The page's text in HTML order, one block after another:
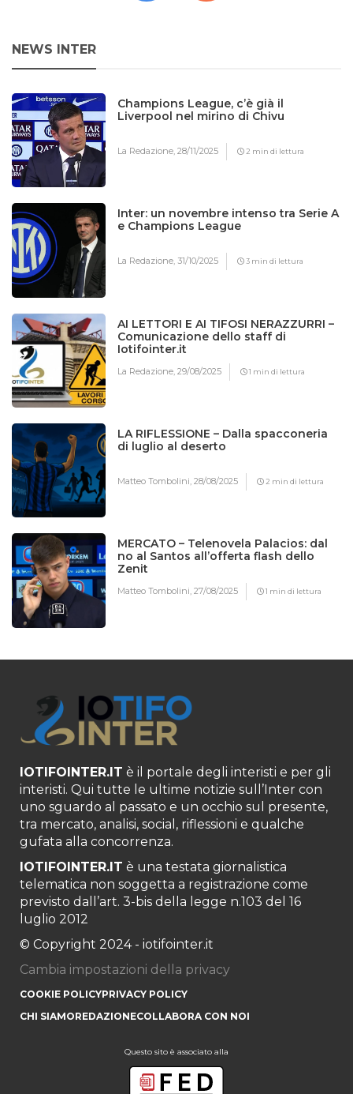
NEWS INTER
Champions League, c’è già il
Liverpool nel mirino di Chivu
La Redazione,28/11/2025 2 min di lettura
Inter: un novembre intenso tra Serie A
e Champions League
La Redazione,31/10/2025 3 min di lettura
AI LETTORI E AI TIFOSI NERAZZURRI –
Comunicazione dello staff di
Iotifointer.it
La Redazione,29/08/2025 1 min di lettura
LA RIFLESSIONE – Dalla spacconeria
di luglio al deserto
Matteo Tombolini,28/08/2025 2 min di lettura
MERCATO – Telenovela Palacios: dal
no al Santos all’offerta flash dello
Zenit
Matteo Tombolini,27/08/2025 1 min di lettura
IOTIFOINTER.IT è il portale degli interisti e per gli
interisti. Qui tutte le ultime notizie sull’Inter con
uno sguardo al passato e un occhio sul presente,
tra mercato, analisi, social, riflessioni e qualche
gufata alla concorrenza.
IOTIFOINTER.IT è una testata giornalistica
telematica non soggetta a registrazione come
previsto dall’art. 3-bis della legge n.103 del 16
luglio 2012
© Copyright 2024 - iotifointer.it
Cambia impostazioni della privacy
COOKIE POLICYPRIVACY POLICY
CHI SIAMOREDAZIONECOLLABORA CON NOI
Questo sito è associato alla